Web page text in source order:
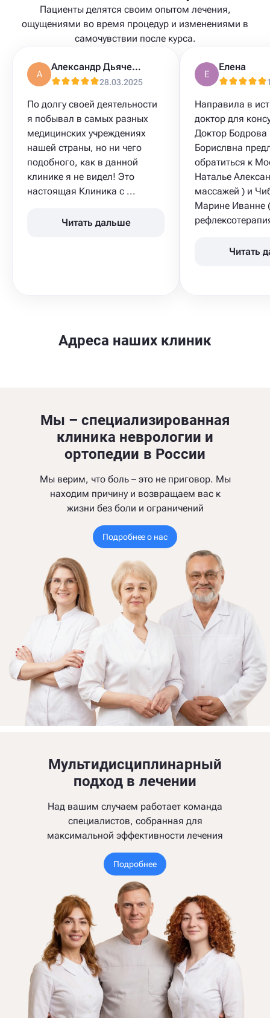
Пациенты делятся своим опытом лечения,
ощущениями во время процедур и изменениями в
самочувствии после курса.
А
Александр Дьяченко
28.03.2025
По долгу своей деятельности
я побывал в самых разных
медицинских учреждениях
нашей страны, но ни чего
подобного, как в данной
клинике я не видел! Это
настоящая Клиника с ...
Читать дальше
Е
Елена
Направила в
доктор для
Доктор Бодрова
Борислвна
обратиться к
Наталье
массажей ) и
Марине Иванне (
Читать
Адреса наших клиник
Мы – специализированная
клиника неврологии и
ортопедии в России
Мы верим, что боль – это не приговор. Мы
находим причину и возвращаем вас к
жизни без боли и ограничений
Подробнее о нас
Мультидисциплинарный
подход в лечении
Над вашим случаем работает команда
специалистов, собранная для
максимальной эффективности лечения
Подробнее